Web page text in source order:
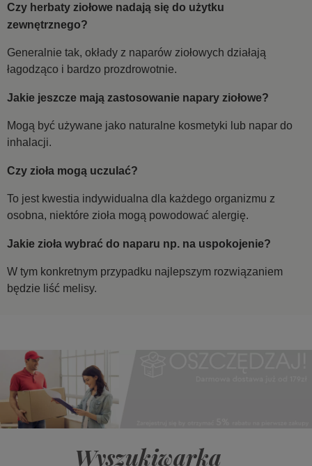
Czy herbaty ziołowe nadają się do użytku
zewnętrznego?
Generalnie tak, okłady z naparów ziołowych działają
łagodząco i bardzo prozdrowotnie.
Jakie jeszcze mają zastosowanie napary ziołowe?
Mogą być używane jako naturalne kosmetyki lub napar do
inhalacji.
Czy zioła mogą uczulać?
To jest kwestia indywidualna dla każdego organizmu z
osobna, niektóre zioła mogą powodować alergię.
Jakie zioła wybrać do naparu np. na uspokojenie?
W tym konkretnym przypadku najlepszym rozwiązaniem
będzie liść melisy.
Wyszukiwarka